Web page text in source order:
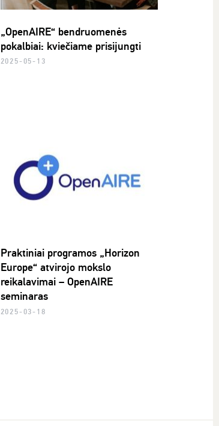
„OpenAIRE“ bendruomenės
pokalbiai: kviečiame prisijungti
2025-05-13
Praktiniai programos „Horizon
Europe“ atvirojo mokslo
reikalavimai – OpenAIRE
seminaras
2025-03-18